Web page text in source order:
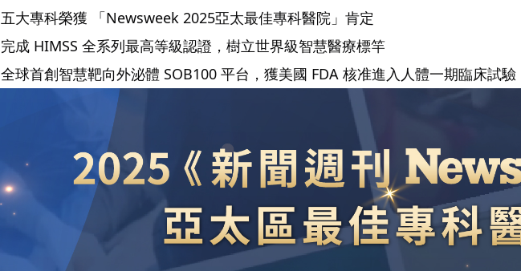
五大專科榮獲 「Newsweek 2025亞太最佳專科醫院」肯定
完成 HIMSS 全系列最高等級認證，樹立世界級智慧醫療標竿
全球首創智慧靶向外泌體 SOB100 平台，獲美國 FDA 核准進入人體一期臨床試驗